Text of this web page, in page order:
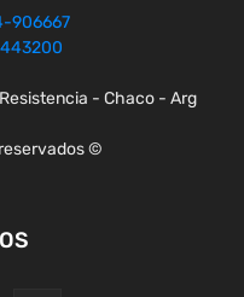
906667
- Chaco - Arg
©